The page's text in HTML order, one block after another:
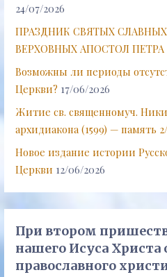
24/07/2026
ПРАЗДНИК СВЯТЫХ
ВЕРХОВНЫХ АПОСТОЛ ПЕТРА
Возможны ли периоды
Церкви? 17/06/2026
Житие св. священномуч.
архидиакона (1599) — память
Новое издание истории
Церкви 12/06/2026
При втором
нашего Исуса Христа
православного